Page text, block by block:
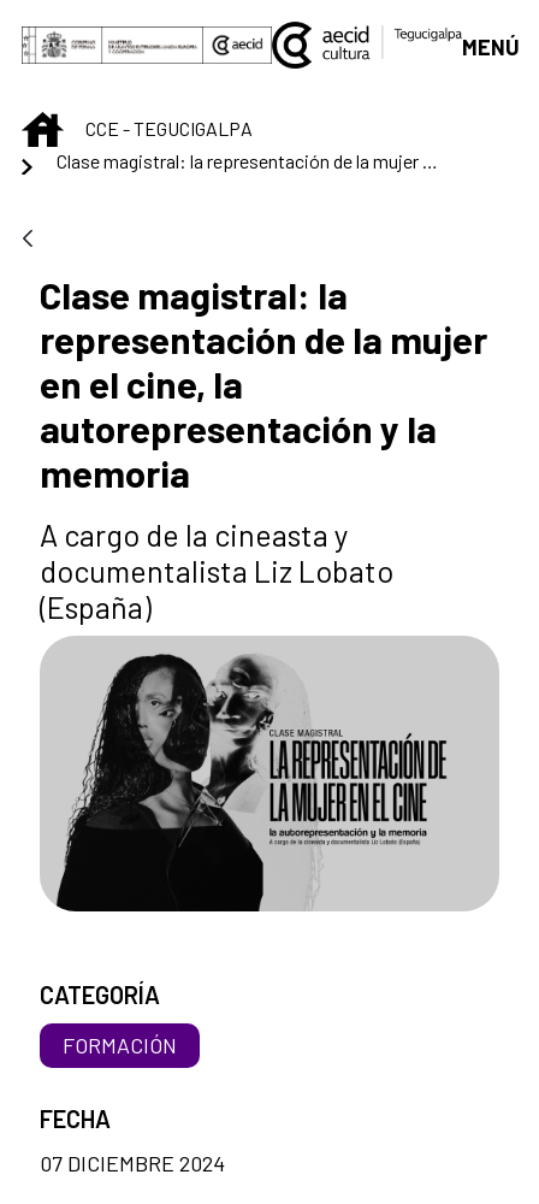
Saltar al contenido principal
MENÚ
INICIOCCE - TEGUCIGALPA
Clase magistral: la representación de la mujer en el cine, la autorepresentación y la memoria
Clase magistral: la
representación de la mujer
en el cine, la
autorepresentación y la
memoria
A cargo de la cineasta y
documentalista Liz Lobato
(España)
CATEGORÍA
FORMACIÓN
FECHA
07 DICIEMBRE 2024